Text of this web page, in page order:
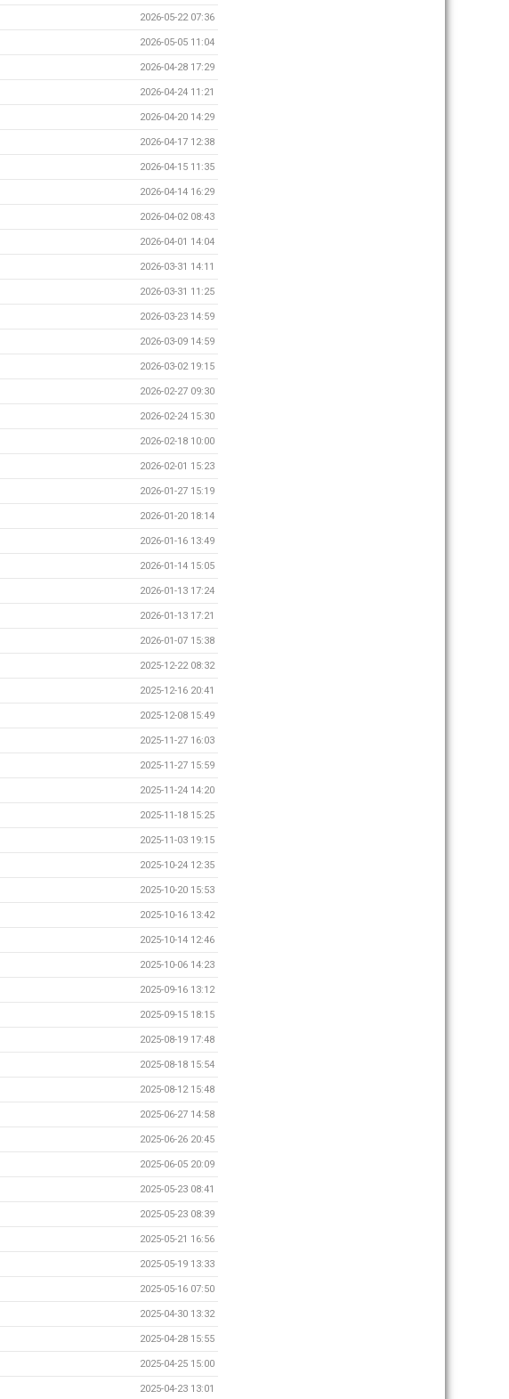
2026-05-22 07:36
2026-05-05 11:04
2026-04-28 17:29
2026-04-24 11:21
2026-04-20 14:29
2026-04-17 12:38
2026-04-15 11:35
2026-04-14 16:29
2026-04-02 08:43
2026-04-01 14:04
2026-03-31 14:11
2026-03-31 11:25
2026-03-23 14:59
2026-03-09 14:59
2026-03-02 19:15
2026-02-27 09:30
2026-02-24 15:30
2026-02-18 10:00
2026-02-01 15:23
2026-01-27 15:19
2026-01-20 18:14
2026-01-16 13:49
2026-01-14 15:05
2026-01-13 17:24
2026-01-13 17:21
2026-01-07 15:38
2025-12-22 08:32
2025-12-16 20:41
2025-12-08 15:49
2025-11-27 16:03
2025-11-27 15:59
2025-11-24 14:20
2025-11-18 15:25
2025-11-03 19:15
2025-10-24 12:35
2025-10-20 15:53
2025-10-16 13:42
2025-10-14 12:46
2025-10-06 14:23
2025-09-16 13:12
2025-09-15 18:15
2025-08-19 17:48
2025-08-18 15:54
2025-08-12 15:48
2025-06-27 14:58
2025-06-26 20:45
2025-06-05 20:09
2025-05-23 08:41
2025-05-23 08:39
2025-05-21 16:56
2025-05-19 13:33
2025-05-16 07:50
2025-04-30 13:32
2025-04-28 15:55
2025-04-25 15:00
2025-04-23 13:01